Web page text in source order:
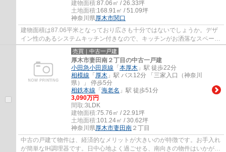
建物面積:87.06㎡ / 26.33坪
土地面積:168.91㎡ / 51.09坪
神奈川県厚木市関口
建物面積は87.06平米となっており広さも十分ではないでしょうか。デザ
イン性のあるシステムキッチン付きなので、キッチンがお洒落なスペース
になっています。広い庭付きなので、お子様...
売買｜中古一戸建
厚木市妻田南２丁目の中古一戸建
小田急小田原線 「 本厚木 」駅 徒歩22分
相模線 「 厚木 」駅 バス12分 「三家入口（神奈川
県）」 停歩5分
相鉄本線 「 海老名 」駅 徒歩51分
3,090万円
間取:3LDK
建物面積:75.76㎡ / 22.91坪
土地面積:101.24㎡ / 30.62坪
神奈川県厚木市妻田南 ２丁目
中古の戸建て物件は、経済的なメリットが大きいのが特徴です。お手入れ
が簡単なIH調理器です。日中心地よく過ごせる、南向きの物件はいかがで